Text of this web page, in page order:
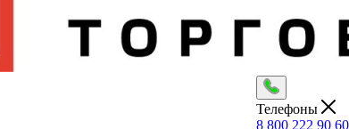
Телефоны
8 800 222 90 60